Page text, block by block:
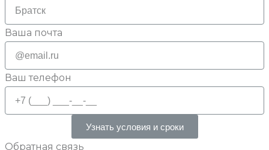
Ваша почта
Ваш телефон
Узнать условия и сроки
Обратная связь